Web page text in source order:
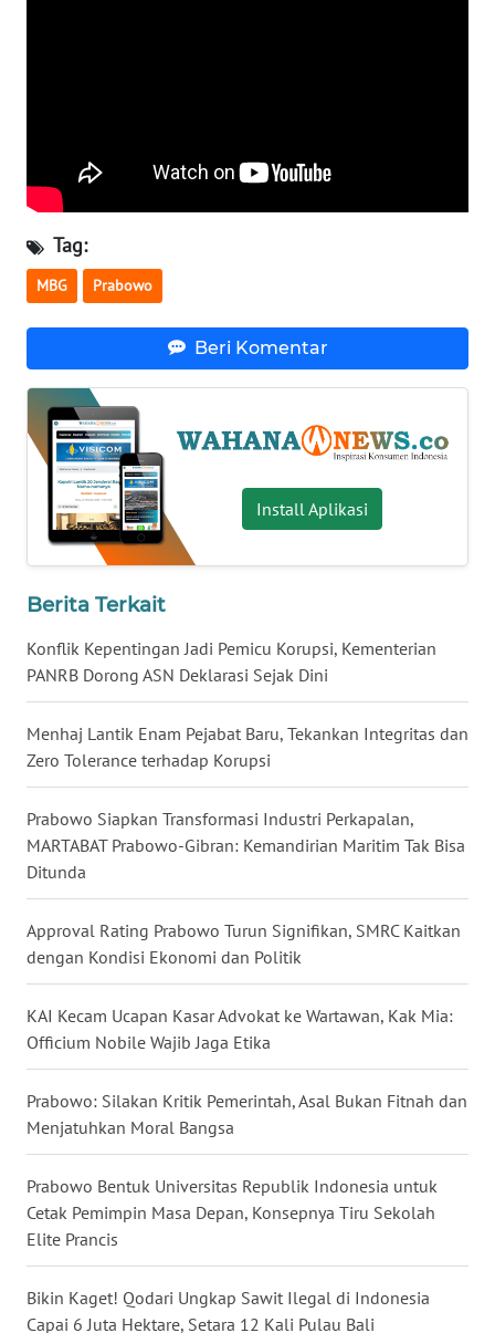
Tag:
MBG Prabowo
Beri Komentar
Install Aplikasi
Berita Terkait
Konflik Kepentingan Jadi Pemicu Korupsi, Kementerian
PANRB Dorong ASN Deklarasi Sejak Dini
Menhaj Lantik Enam Pejabat Baru, Tekankan Integritas dan
Zero Tolerance terhadap Korupsi
Prabowo Siapkan Transformasi Industri Perkapalan,
MARTABAT Prabowo-Gibran: Kemandirian Maritim Tak Bisa
Ditunda
Approval Rating Prabowo Turun Signifikan, SMRC Kaitkan
dengan Kondisi Ekonomi dan Politik
KAI Kecam Ucapan Kasar Advokat ke Wartawan, Kak Mia:
Officium Nobile Wajib Jaga Etika
Prabowo: Silakan Kritik Pemerintah, Asal Bukan Fitnah dan
Menjatuhkan Moral Bangsa
Prabowo Bentuk Universitas Republik Indonesia untuk
Cetak Pemimpin Masa Depan, Konsepnya Tiru Sekolah
Elite Prancis
Bikin Kaget! Qodari Ungkap Sawit Ilegal di Indonesia
Capai 6 Juta Hektare, Setara 12 Kali Pulau Bali
WN
SULTENG
WN
WN
WN
SUMBAR
WN
SUMSEL
BENGKULU
WN
LAMPUNG
WN
WN
JOGJA
WN
JATIM
WN
BALI
WN
KALBAR
KALTENG